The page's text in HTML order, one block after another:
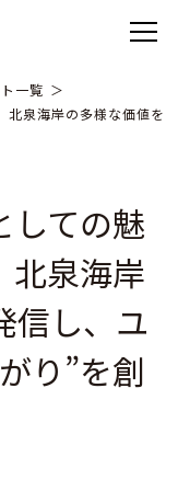
一覧
北泉海岸の多様な価値を発
しての魅
北泉海岸
信し、ユ
り”を創